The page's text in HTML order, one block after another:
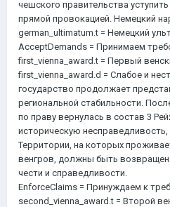
чешского правительства
прямой провокацией. Немецкий
german_ultimatum.t = Немецкий
AcceptDemands = Принимаем
first_vienna_award.t = Первый
first_vienna_award.d = Слабое и
государство продолжает
региональной стабильности.
по праву вернулась в состав 3
историческую
Территории, на которых
венгров, должны быть
чести и справедливости.
EnforceClaims = Принуждаем к
second_vienna_award.t = Второй